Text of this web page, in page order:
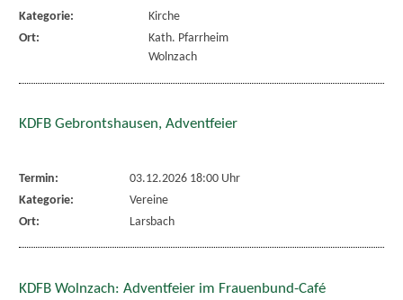
Kategorie:
Kirche
Ort:
Kath. Pfarrheim
Wolnzach
KDFB Gebrontshausen, Adventfeier
Termin:
03.12.2026 18:00 Uhr
Kategorie:
Vereine
Ort:
Larsbach
KDFB Wolnzach: Adventfeier im Frauenbund-Café